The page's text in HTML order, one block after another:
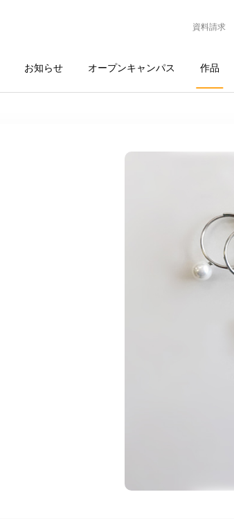
資料請求
お知らせ オープンキャンパス 作品